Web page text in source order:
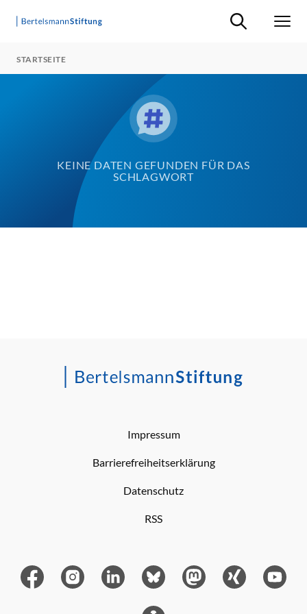
Suche ein-/
STARTSEITE
KEINE DATEN GEFUNDEN FÜR DAS
SCHLAGWORT
Impressum
Barrierefreiheitserklärung
Datenschutz
RSS